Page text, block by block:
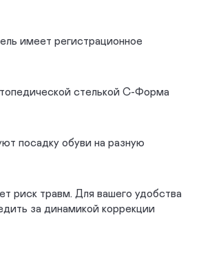
имеет регистрационное
стелькой С-Форма
посадку обуви на разную
риск травм. Для вашего удобства
за динамикой коррекции